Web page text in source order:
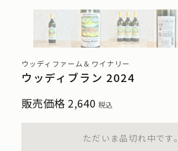
ウッディファーム＆ワイナリー
ウッディブラン 2024
販売価格 2,640 税込
ただいま品切れ中です。